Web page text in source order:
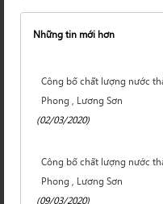
Những tin mới hơn
Công bố chất lượng nước
Phong , Lương Sơn
(02/03/2020)
Công bố chất lượng nước
Phong , Lương Sơn
(09/03/2020)